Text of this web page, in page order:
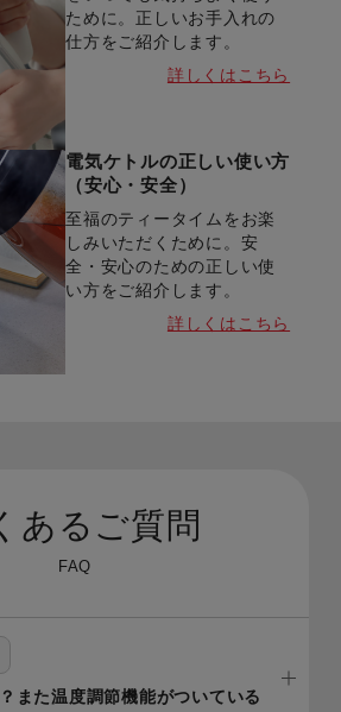
ために。正しいお手入れの
仕方をご紹介します。
詳しくはこちら
電気ケトルの正しい使い方
（安心・安全）
至福のティータイムをお楽
しみいただくために。安
全・安心のための正しい使
い方をご紹介します。
詳しくはこちら
あるご質問
FAQ
また温度調節機能がついている